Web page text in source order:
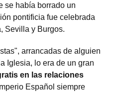
se había borrado un
pontificia fue celebrada
Sevilla y Burgos.
arrancadas de alguien
Iglesia, lo era de un gran
en las relaciones
Español siempre